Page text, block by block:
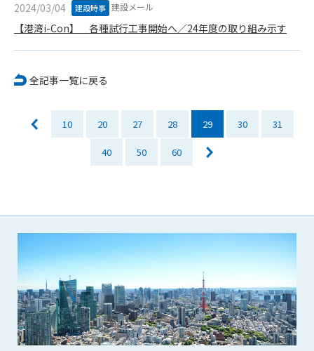
2024/03/04 建設時事 建設メール
【港湾i-Con】 各種試行工事開始へ／24年度の取り組み示す
全記事一覧に戻る
10 20 27 28 29 30 31
40 50 60
月末をもって解約とします。
2. 本サービスの最低利用期間はサービスを開始した日から6か
しや、日割り計算はしないことを承諾するものとします。
上記13条に規定する退会の意思表示がなき場合、次期契約を自
動延長とします。
第15条（準拠法・管轄裁判所）
本規約の準拠法は日本法とします。本規約をめぐる一切の紛争
第16条（本規約の効力）
1. 本規約は、管理者が会員に対してログインID・パスワードを
発行した時点より効力を生じます。
付則1
この規約は2014年9月1日から実施します。
本規約内容に同意する